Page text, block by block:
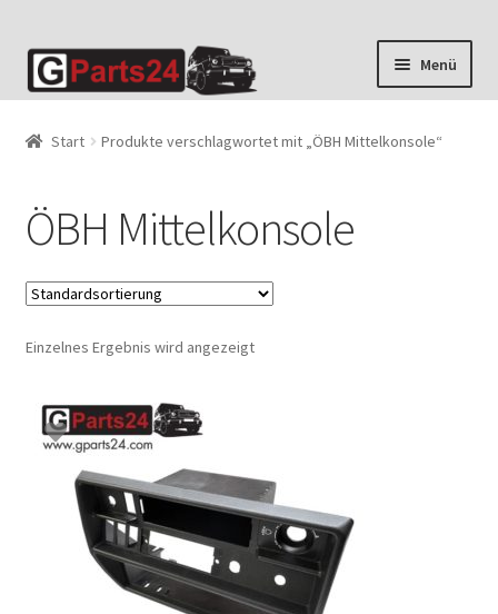
Zur
Navigation
Zum
Inhalt
Menü
Start Produkte verschlagwortet mit „ÖBH Mittelkonsole“
ÖBH Mittelkonsole
Einzelnes Ergebnis wird angezeigt